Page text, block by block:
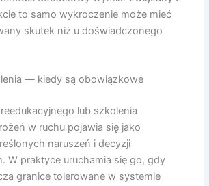
to samo wykroczenie może mieć
skutek niż u doświadczonego
— kiedy są obowiązkowe
lub szkolenia
w ruchu pojawia się jako
naruszeń i decyzji
W praktyce uruchamia się go, gdy
granice tolerowane w systemie